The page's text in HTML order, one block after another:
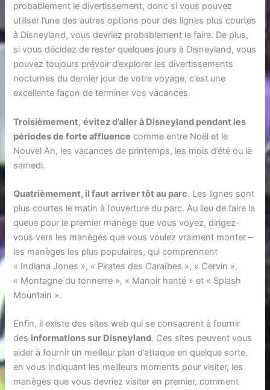
probablement le divertissement, donc si vous pouvez
utiliser l’une des autres options pour des lignes plus courtes
à Disneyland, vous devriez probablement le faire. De plus,
si vous décidez de rester quelques jours à Disneyland, vous
pouvez toujours prévoir d’explorer les divertissements
nocturnes du dernier jour de votre voyage, c’est une
excellente façon de terminer vos vacances.
Troisièmement,évitez d’aller à Disneyland pendant les
périodes de forte affluence comme entre Noël et le
Nouvel An, les vacances de printemps, les mois d’été ou le
samedi.
Quatrièmement, il faut arriver tôt au parc. Les lignes sont
plus courtes le matin à l’ouverture du parc. Au lieu de faire la
queue pour le premier manège que vous voyez, dirigez-
vous vers les manèges que vous voulez vraiment monter –
les manèges les plus populaires, qui comprennent
« Indiana Jones », « Pirates des Caraïbes », « Cervin »,
« Montagne du tonnerre », « Manoir hanté » et « Splash
Mountain ».
Enfin, il existe des sites web qui se consacrent à fournir
des informations sur Disneyland. Ces sites peuvent vous
aider à fournir un meilleur plan d’attaque en quelque sorte,
en vous indiquant les meilleurs moments pour visiter, les
manèges que vous devriez visiter en premier, comment